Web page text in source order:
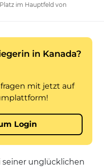
im Hauptfeld von
seiner unglücklichen